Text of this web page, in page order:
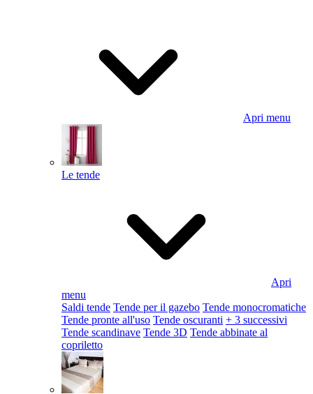
Apri menu
Le tende
Apri
menu
Saldi tende Tende per il gazebo Tende monocromatiche
Tende pronte all'uso Tende oscuranti + 3 successivi
Tende scandinave Tende 3D Tende abbinate al
copriletto